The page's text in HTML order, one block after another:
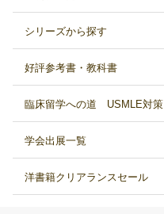
シリーズから探す
好評参考書・教科書
臨床留学への道 USMLE対策
学会出展一覧
洋書籍クリアランスセール